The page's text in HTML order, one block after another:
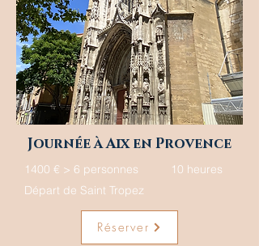
Réserver
Journée à Aix en Provence
10 heures
Départ de Saint Tropez
1400 € > 6 personnes